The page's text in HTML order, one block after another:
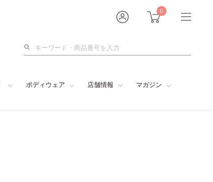
0
検
ボディウェア 店舗情報 マガジン